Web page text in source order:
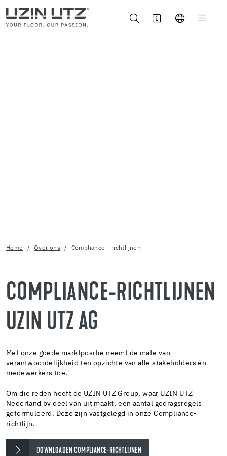
Home Over ons Compliance - richtlijnen
COMPLIANCE-RICHTLIJNEN
UZIN UTZ AG
Met onze goede marktpositie neemt de mate van
verantwoordelijkheid ten opzichte van alle stakeholders én
medewerkers toe.
Om die reden heeft de UZIN UTZ Group, waar UZIN UTZ
Nederland bv deel van uit maakt, een aantal gedragsregels
geformuleerd. Deze zijn vastgelegd in onze Compliance-
richtlijn.
DOWNLOADEN COMPLIANCE-RICHTLIJNEN